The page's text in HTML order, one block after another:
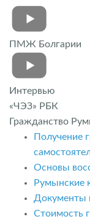
ПМЖ Болгарии
Интервью
«ЧЭЗ» РБК
Гражданство
Получение
Основы
Румынские
Документы
Стоимость